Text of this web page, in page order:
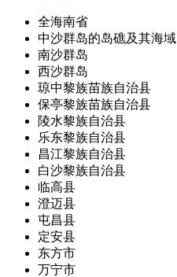
全海南省
中沙群岛的岛礁及其海域
南沙群岛
西沙群岛
琼中黎族苗族自治县
保亭黎族苗族自治县
陵水黎族自治县
乐东黎族自治县
昌江黎族自治县
白沙黎族自治县
临高县
澄迈县
屯昌县
定安县
东方市
万宁市